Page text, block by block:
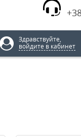
Здравствуйте,
войдите в кабинет